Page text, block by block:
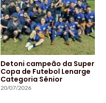
Detoni campeão da Super
Copa de Futebol Lenarge
Categoria Sênior
20/07/2026